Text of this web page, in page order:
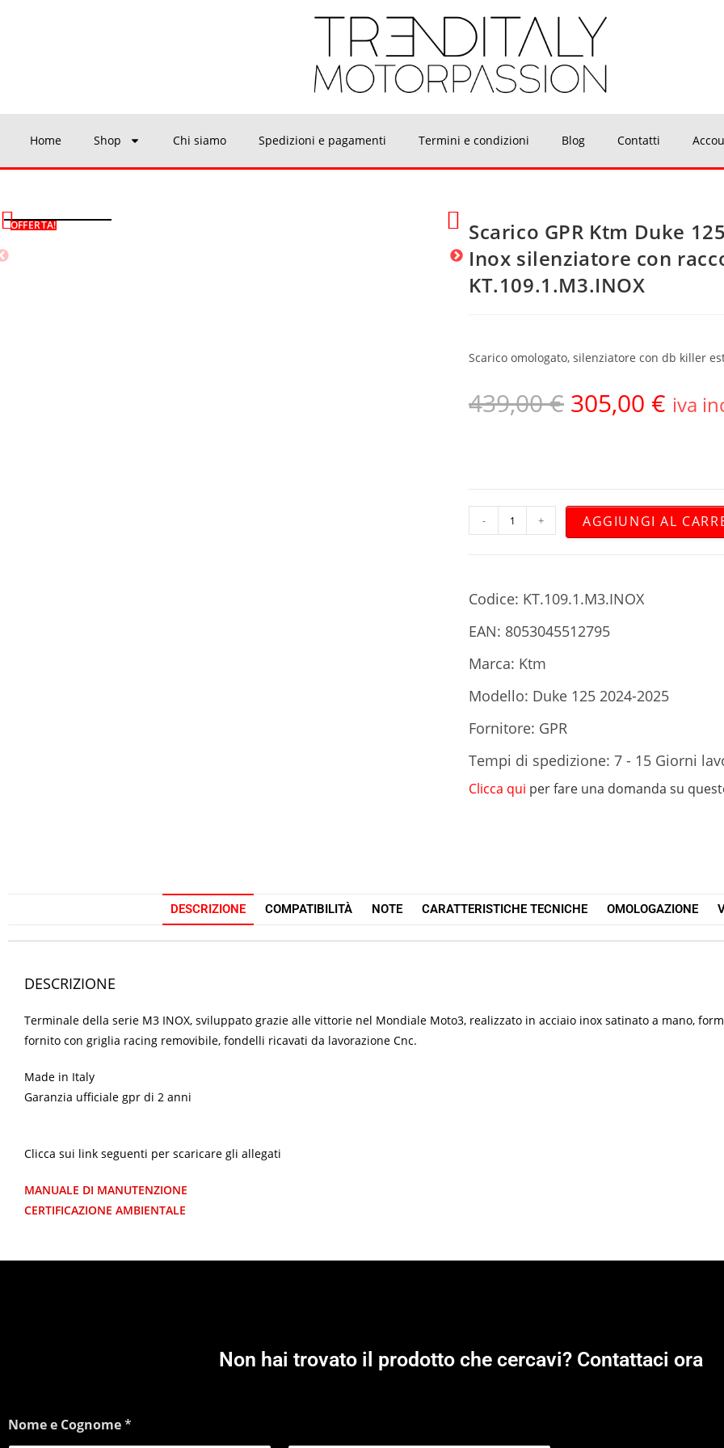
Home Shop Chi siamo Spedizioni e pagamenti Termini e condizioni Blog Contatti
OFFERTA!
Scarico GPR Ktm Duke
Inox silenziatore con
KT.109.1.M3.INOX
Scarico omologato, silenziatore con db killer
439,00€ 305,00 € iva
- + AGGIUNGI AL
Codice: KT.109.1.M3.INOX
EAN: 8053045512795
Marca: Ktm
Modello: Duke 125 2024-2025
Fornitore: GPR
Tempi di spedizione: 7 - 15 Giorni
Clicca qui per fare una domanda su
DESCRIZIONE COMPATIBILITÀ NOTE CARATTERISTICHE TECNICHE OMOLOGAZIONE
DESCRIZIONE
Terminale della serie M3 INOX, sviluppato grazie alle vittorie nel Mondiale Moto3, realizzato in acciaio inox satinato a mano,
fornito con griglia racing removibile, fondelli ricavati da lavorazione Cnc.
Made in Italy
Garanzia ufficiale gpr di 2 anni
Clicca sui link seguenti per scaricare gli allegati
MANUALE DI MANUTENZIONE
CERTIFICAZIONE AMBIENTALE
Non hai trovato il prodotto che cercavi? Contattaci ora
Nome e Cognome*